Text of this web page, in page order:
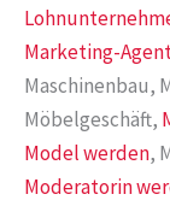
Marketing-
Maschinenbau,
Möbelgeschäft,
Model werden,
Moderatorin